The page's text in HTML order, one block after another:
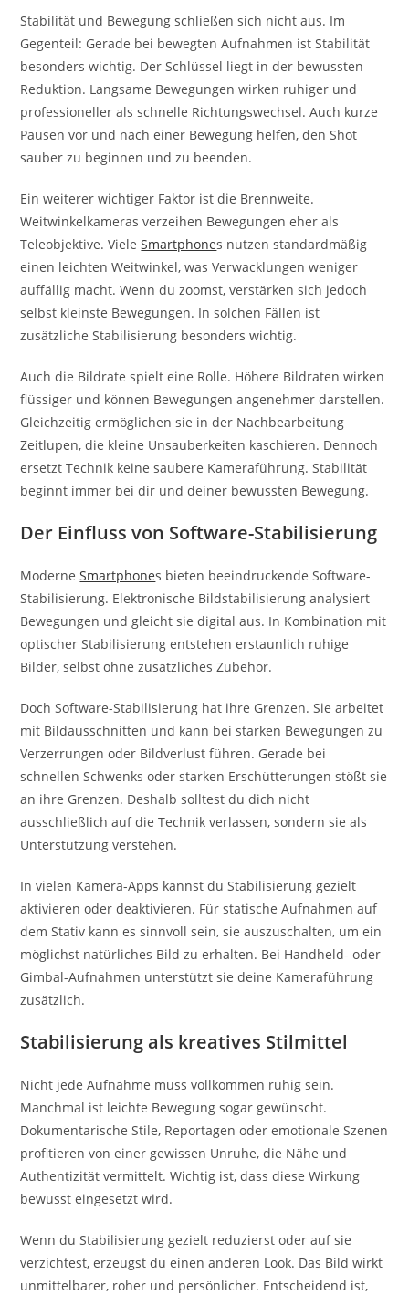
Stabilität und Bewegung schließen sich nicht aus. Im
Gegenteil: Gerade bei bewegten Aufnahmen ist Stabilität
besonders wichtig. Der Schlüssel liegt in der bewussten
Reduktion. Langsame Bewegungen wirken ruhiger und
professioneller als schnelle Richtungswechsel. Auch kurze
Pausen vor und nach einer Bewegung helfen, den Shot
sauber zu beginnen und zu beenden.
Ein weiterer wichtiger Faktor ist die Brennweite.
Weitwinkelkameras verzeihen Bewegungen eher als
Teleobjektive. VieleSmartphones nutzen standardmäßig
einen leichten Weitwinkel, was Verwacklungen weniger
auffällig macht. Wenn du zoomst, verstärken sich jedoch
selbst kleinste Bewegungen. In solchen Fällen ist
zusätzliche Stabilisierung besonders wichtig.
Auch die Bildrate spielt eine Rolle. Höhere Bildraten wirken
flüssiger und können Bewegungen angenehmer darstellen.
Gleichzeitig ermöglichen sie in der Nachbearbeitung
Zeitlupen, die kleine Unsauberkeiten kaschieren. Dennoch
ersetzt Technik keine saubere Kameraführung. Stabilität
beginnt immer bei dir und deiner bewussten Bewegung.
Der Einfluss von Software-Stabilisierung
ModerneSmartphones bieten beeindruckende Software-
Stabilisierung. Elektronische Bildstabilisierung analysiert
Bewegungen und gleicht sie digital aus. In Kombination mit
optischer Stabilisierung entstehen erstaunlich ruhige
Bilder, selbst ohne zusätzliches Zubehör.
Doch Software-Stabilisierung hat ihre Grenzen. Sie arbeitet
mit Bildausschnitten und kann bei starken Bewegungen zu
Verzerrungen oder Bildverlust führen. Gerade bei
schnellen Schwenks oder starken Erschütterungen stößt sie
an ihre Grenzen. Deshalb solltest du dich nicht
ausschließlich auf die Technik verlassen, sondern sie als
Unterstützung verstehen.
In vielen Kamera-Apps kannst du Stabilisierung gezielt
aktivieren oder deaktivieren. Für statische Aufnahmen auf
dem Stativ kann es sinnvoll sein, sie auszuschalten, um ein
möglichst natürliches Bild zu erhalten. Bei Handheld- oder
Gimbal-Aufnahmen unterstützt sie deine Kameraführung
zusätzlich.
Stabilisierung als kreatives Stilmittel
Nicht jede Aufnahme muss vollkommen ruhig sein.
Manchmal ist leichte Bewegung sogar gewünscht.
Dokumentarische Stile, Reportagen oder emotionale Szenen
profitieren von einer gewissen Unruhe, die Nähe und
Authentizität vermittelt. Wichtig ist, dass diese Wirkung
bewusst eingesetzt wird.
Wenn du Stabilisierung gezielt reduzierst oder auf sie
verzichtest, erzeugst du einen anderen Look. Das Bild wirkt
unmittelbarer, roher und persönlicher. Entscheidend ist,